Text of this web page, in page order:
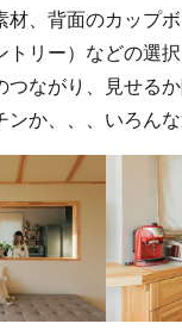
材、背面のカップ
トリー）などの選
つながり、見せる
か、、、いろんな